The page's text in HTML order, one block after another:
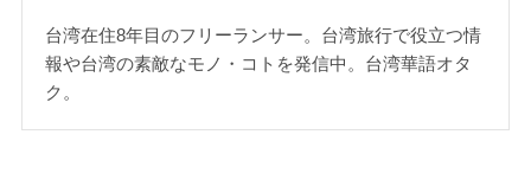
台湾在住8年目のフリーランサー。台湾旅行で役立つ情
報や台湾の素敵なモノ・コトを発信中。台湾華語オタ
ク。